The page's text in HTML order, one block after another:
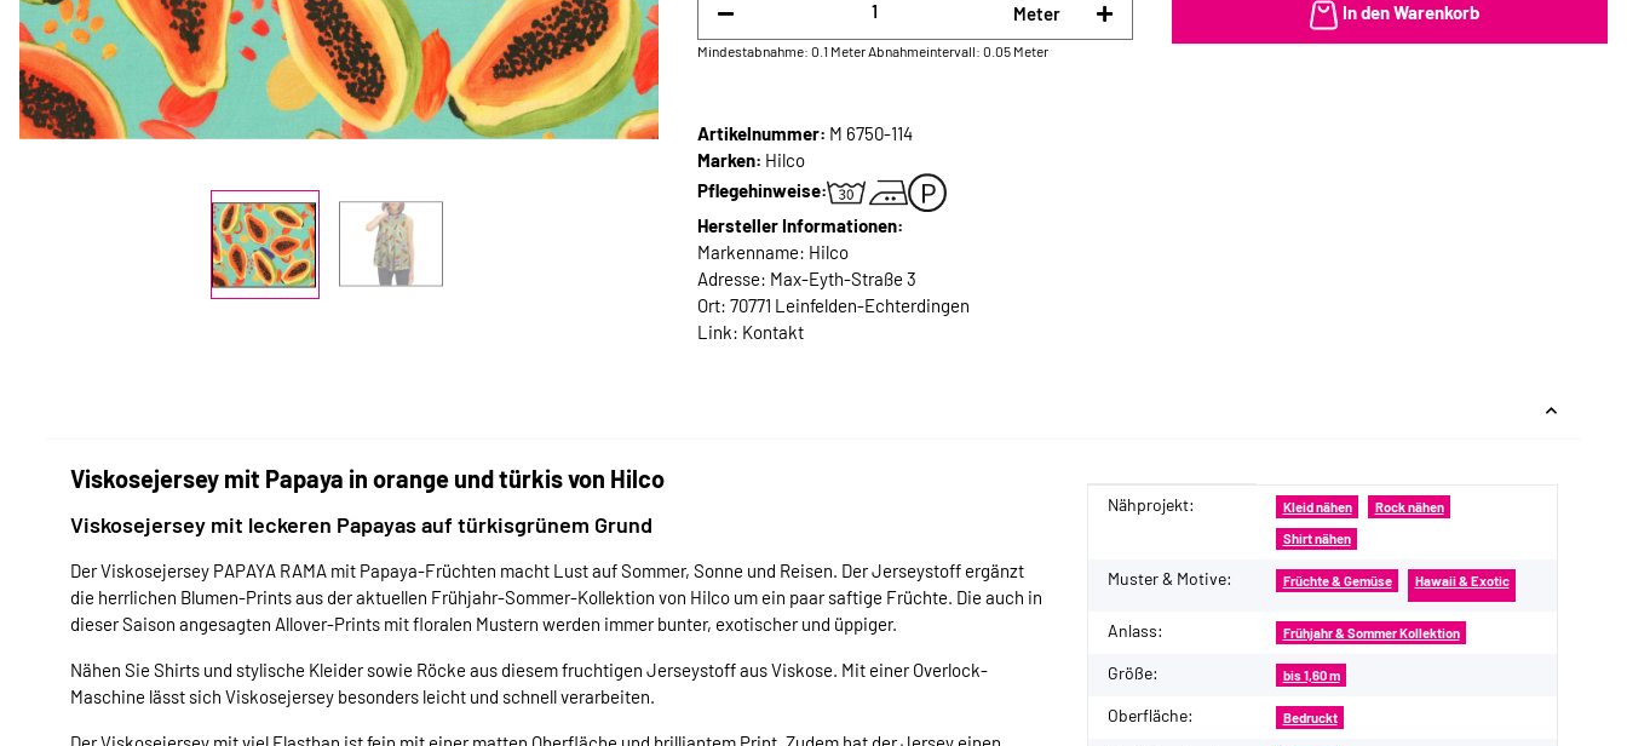
Meter
Mindestabnahme: 0.1 MeterAbnahmeintervall: 0.05 Meter
In den Warenkorb
Artikelnummer: M 6750-114
Marken: Hilco
Pflegehinweise:
Hersteller Informationen:
Markenname: Hilco
Adresse: Max-Eyth-Straße 3
Ort: 70771 Leinfelden-Echterdingen
Link: Kontakt
Viskosejersey mit Papaya in orange und türkis von Hilco
Viskosejersey mit leckeren Papayas auf türkisgrünem Grund
Der Viskosejersey PAPAYA RAMA mit Papaya-Früchten macht Lust auf Sommer, Sonne und Reisen. Der Jerseystoff ergänzt
die herrlichen Blumen-Prints aus der aktuellen Frühjahr-Sommer-Kollektion von Hilco um ein paar saftige Früchte. Die auch in
dieser Saison angesagten Allover-Prints mit floralen Mustern werden immer bunter, exotischer und üppiger.
Nähen Sie Shirts und stylische Kleider sowie Röcke aus diesem fruchtigen Jerseystoff aus Viskose. Mit einer Overlock-
Maschine lässt sich Viskosejersey besonders leicht und schnell verarbeiten.
Produkteigenschaft
Wert
Nähprojekt: Kleid nähen Rock nähen
Shirt nähen
Muster & Motive: Früchte & Gemüse Hawaii & Exotic
Anlass: Frühjahr & Sommer Kollektion
Größe: bis 1,60 m
Oberfläche: Bedruckt